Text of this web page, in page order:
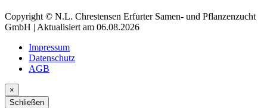
Copyright © N.L. Chrestensen Erfurter Samen- und Pflanzenzucht
GmbH | Aktualisiert am 06.08.2026
Impressum
Datenschutz
AGB
×
Schließen